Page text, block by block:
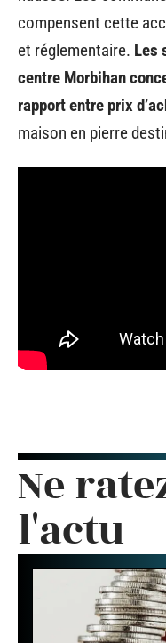
compensent cette
et réglementaire. Les
centre Morbihan
rapport entre prix
maison en pierre
Ne
l'actu